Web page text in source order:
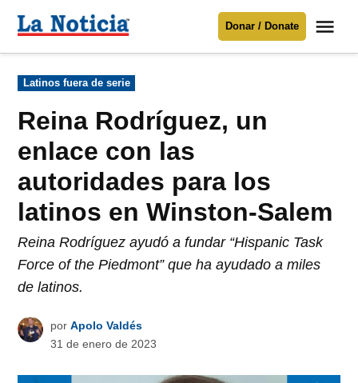
Para mantenerte informado necesitamos
Donar
contenido
Noticia
Donar / Donate
Publicado
en
Latinos fuera de serie
Reina Rodríguez, un
enlace con las
autoridades para los
latinos en Winston-Salem
Reina Rodríguez ayudó a fundar “Hispanic Task
Force of the Piedmont” que ha ayudado a miles
de latinos.
por Apolo Valdés
31 de enero de 2023